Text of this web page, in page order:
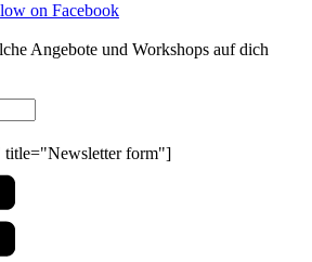
on Facebook
Angebote und Workshops auf dich
form"]